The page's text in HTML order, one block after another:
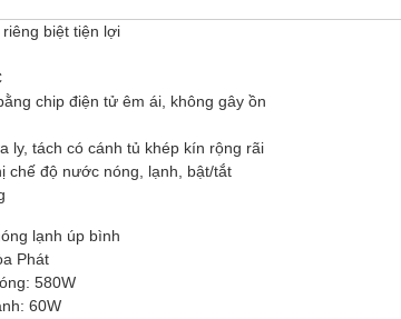
biệt tiện lợi
chip điện tử êm ái, không gây ồn
ly, tách có cánh tủ khép kín rộng rãi
chế độ nước nóng, lạnh, bật/tắt
lạnh úp bình
Phát
580W
60W